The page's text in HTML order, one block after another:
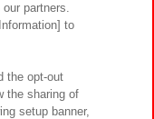
ティ方針と検証結果
ご質問・お問い合わせ
partners.
to
the opt-out
the sharing of
setup banner,